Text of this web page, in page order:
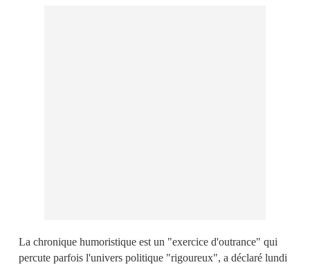
La chronique humoristique est un "exercice d'outrance" qui
percute parfois l'univers politique "rigoureux", a déclaré lundi